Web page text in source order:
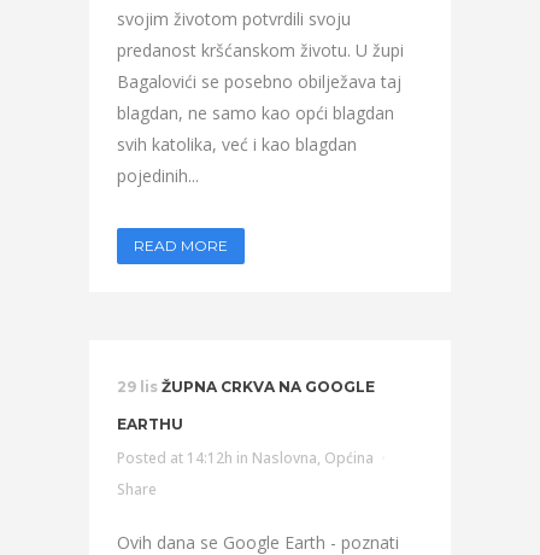
svojim životom potvrdili svoju
predanost kršćanskom životu. U župi
Bagalovići se posebno obilježava taj
blagdan, ne samo kao opći blagdan
svih katolika, već i kao blagdan
pojedinih...
READ MORE
29 lis ŽUPNA CRKVA NA GOOGLE
EARTHU
Posted at 14:12h in Naslovna, Općina
Share
Ovih dana se Google Earth - poznati